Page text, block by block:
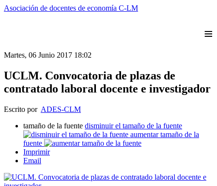
Asociación de docentes de economía C-LM
≡
Martes, 06 Junio 2017 18:02
UCLM. Convocatoria de plazas de
contratado laboral docente e investigador
Escrito por ADES-CLM
tamaño de la fuente disminuir el tamaño de la fuente
aumentar tamaño de la
fuente
Imprimir
Email